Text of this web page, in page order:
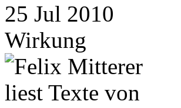
25 Jul 2010
Wirkung